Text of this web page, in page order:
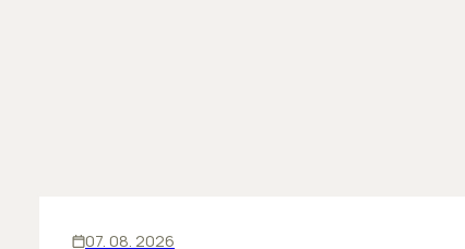
07. 08. 2026